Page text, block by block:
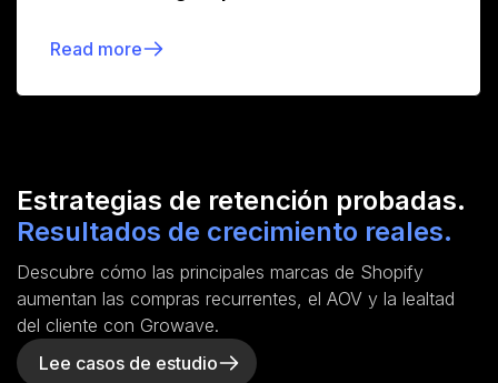
Read more
Estrategias de retención probadas.
Resultados de crecimiento reales.
Descubre cómo las principales marcas de Shopify
aumentan las compras recurrentes, el AOV y la lealtad
del cliente con Growave.
Lee casos de estudio